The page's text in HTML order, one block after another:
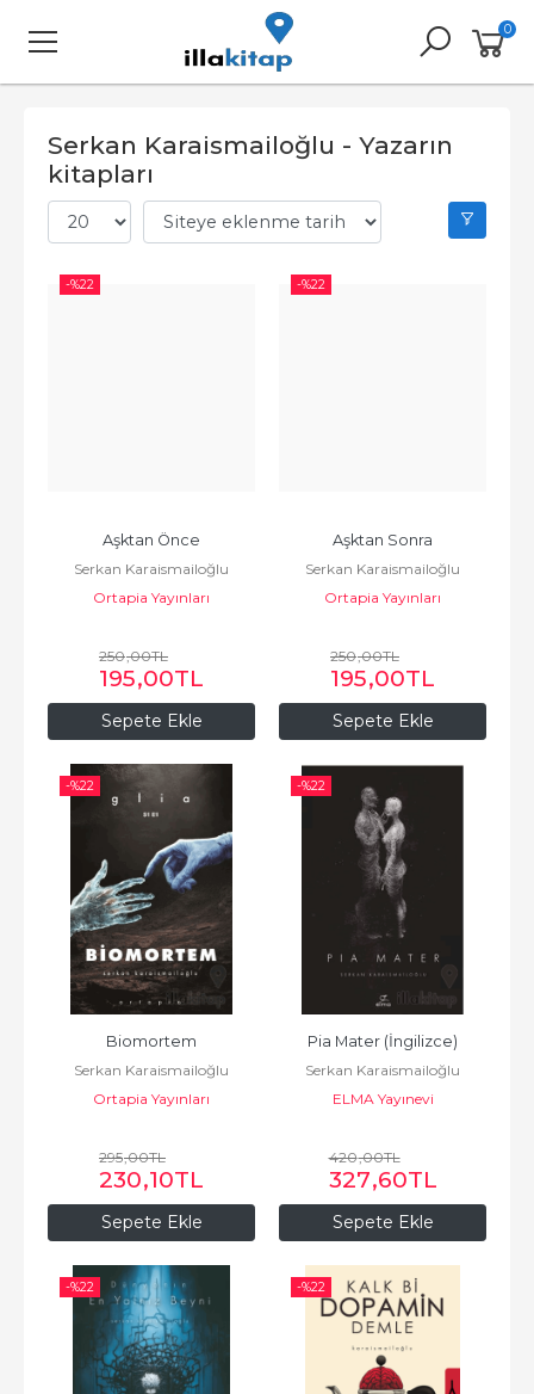
0
Serkan Karaismailoğlu - Yazarın
kitapları
-%22
Sepete Ekle
Aşktan Önce
Serkan Karaismailoğlu
Ortapia Yayınları
250,00TL
195,00TL
-%22
Sepete Ekle
Aşktan Sonra
Serkan Karaismailoğlu
Ortapia Yayınları
250,00TL
195,00TL
-%22
Sepete Ekle
Biomortem
Serkan Karaismailoğlu
Ortapia Yayınları
295,00TL
230,10TL
-%22
Sepete Ekle
Pia Mater (İngilizce)
Serkan Karaismailoğlu
ELMA Yayınevi
420,00TL
327,60TL
-%22 -%22